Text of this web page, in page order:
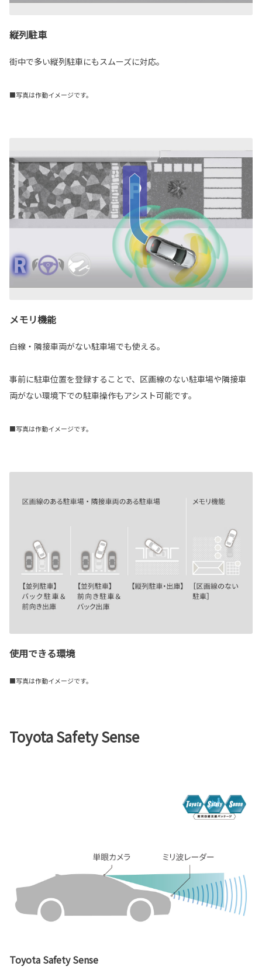
縦列駐車
街中で多い縦列駐車にもスムーズに対応。
■写真は作動イメージです。
メモリ機能
白線・隣接車両がない駐車場でも使える。
事前に駐車位置を登録することで、区画線のない駐車場や隣接車
両がない環境下での駐車操作もアシスト可能です。
■写真は作動イメージです。
使用できる環境
■写真は作動イメージです。
Toyota Safety Sense
Toyota Safety Sense